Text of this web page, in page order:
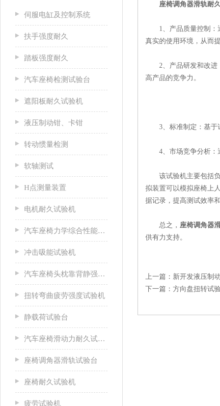
伺服电缸及控制系统
扶手强度耐久
踏板强度耐久
汽车座椅检测试验台
遮阳板耐久试验机
液压制动钳、卡钳
转动惯量检测
软轴测试
H点测量装置
电机耐久试验机
汽车座椅力学综合性能试验机
冲击吸能试验机
汽车座椅头枕靠背静强度试验台
扭转弯曲疲劳强度试验机
静载荷试验台
汽车座椅滑动力耐久试验台
座椅调角器滑轨试验台
座椅耐久试验机
疲劳试验机
座椅调角器滑轨耐
1、产品质量控制：通
真实的使用环境，从而
2、产品研发和改进：
高产品的竞争力。
3、标准制定：基于试
4、市场竞争分析：通
该试验机主要包括负
拟装置可以模拟座椅上
据记录，提高测试效率
总之， 座椅调角器
供有力支持。
上一篇： 新开发液压制
下一篇： 方向盘扭转试